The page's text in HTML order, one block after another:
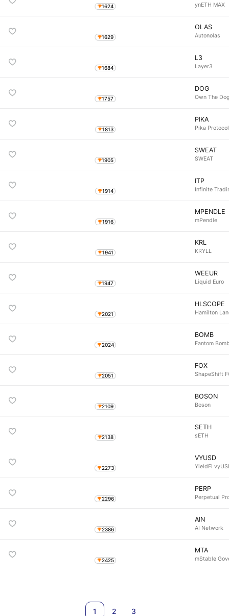
1624 ynETH MAX
1629
OLAS
Autonolas
1684
L3
Layer3
1757
DOG
Own The
1813
PIKA
Pika Protocol
1905
SWEAT
SWEAT
1914
ITP
Infinite
1916
MPENDLE
mPendle
1941
KRL
KRYLL
1947
WEEUR
Liquid Euro
2021
HLSCOPE
Hamilton
2024
BOMB
Fantom
2051
FOX
ShapeShift
2109
BOSON
Boson
2138
SETH
sETH
2273
VYUSD
YieldFi
2296
PERP
Perpetual
2386
AIN
AI Network
2425
MTA
mStable
1 2 3